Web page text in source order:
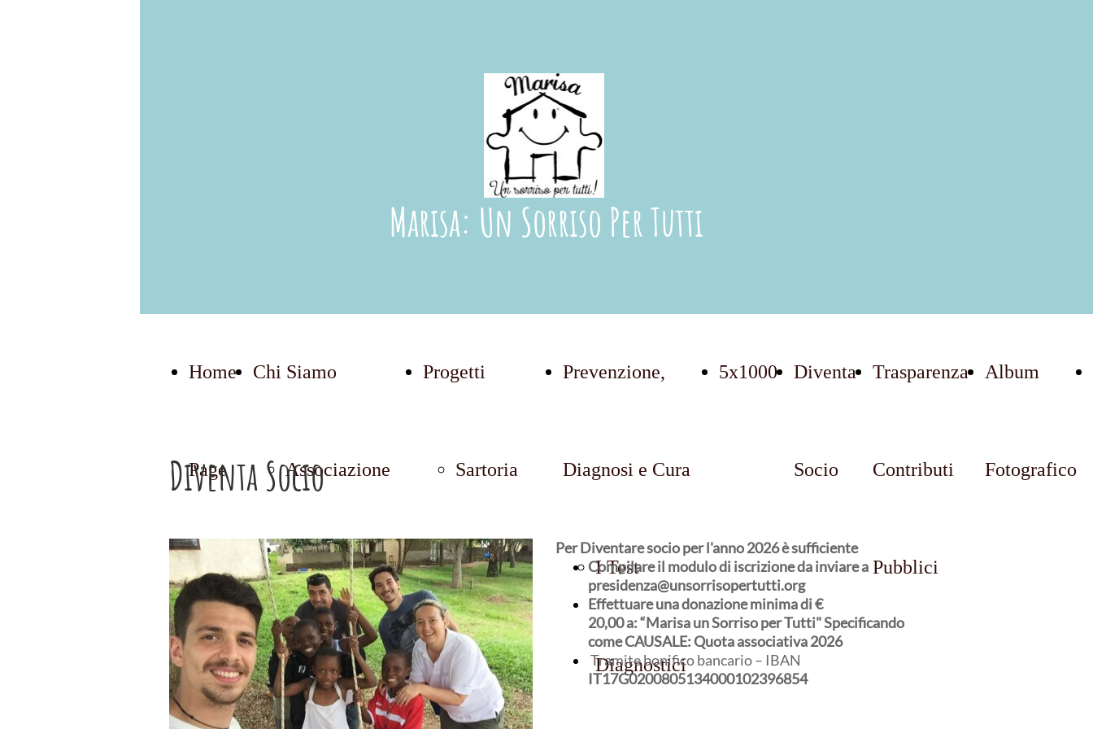
Marisa: Un Sorriso Per Tutti
Home
Page
Chi Siamo
Associazione
Statuto
Marisa
Progetti
Sartoria
MaMaDè
Grande
Prevenzione,
Diagnosi e Cura
I Test
Diagnostici
5x1000 Diventa
Socio
Trasparenza
Contributi
Pubblici
Album
Fotografico
Diventa Socio
Per Diventare socio per l'anno 2026 è sufficiente
Compilare il modulo di iscrizione da inviare a
presidenza@unsorrisopertutti.org
Effettuare una donazione minima di €
20,00 a: “Marisa un Sorriso per Tutti" Specificando
come CAUSALE: Quota associativa 2026
Tramite bonifico bancario – IBAN
IT17G0200805134000102396854